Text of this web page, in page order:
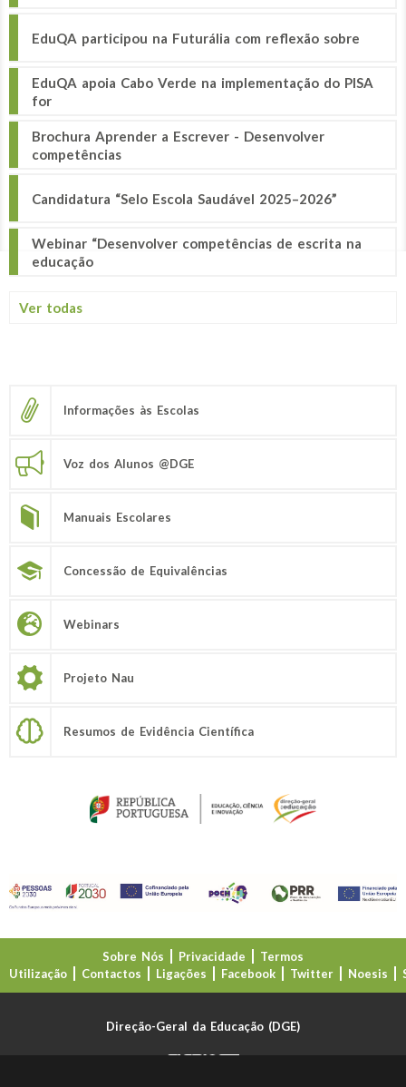
EduQA participou na Futurália com reflexão sobre
EduQA apoia Cabo Verde na implementação do PISA
for
Brochura Aprender a Escrever - Desenvolver
competências
Candidatura “Selo Escola Saudável 2025–2026”
Webinar “Desenvolver competências de escrita na
educação
Ver todas
Informações às Escolas
Voz dos Alunos @DGE
Manuais Escolares
Concessão de Equivalências
Webinars
Projeto Nau
Resumos de Evidência Científica
Sobre Nós Privacidade
Termos
Utilização
Contactos Ligações Facebook Twitter Noesis
Direção-Geral da Educação (DGE)